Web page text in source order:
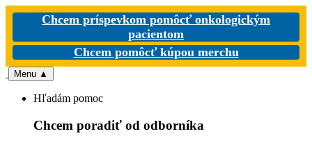
Chcem príspevkom pomôcť onkologickým
pacientom
Chcem pomôcť kúpou merchu
Menu ▲
Hľadám pomoc
Chcem poradiť od odborníka